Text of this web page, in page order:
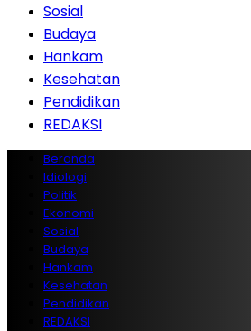
Sosial
Budaya
Hankam
Kesehatan
Pendidikan
REDAKSI
Beranda
Idiologi
Politik
Ekonomi
Sosial
Budaya
Hankam
Kesehatan
Pendidikan
REDAKSI